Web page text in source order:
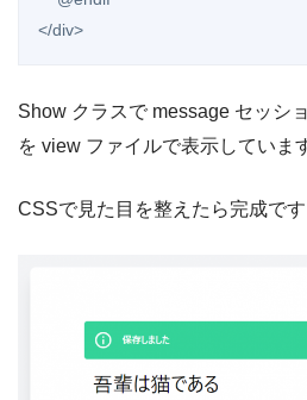
</div>
Show クラスで message セッシ
を view ファイルで表示していま
CSSで見た目を整えたら完成です